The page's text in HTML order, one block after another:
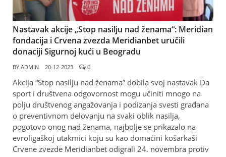
Nastavak akcije „Stop nasilju nad ženama“: Meridian
fondacija i Crvena zvezda Meridianbet uručili
donaciji Sigurnoj kući u Beogradu
BY ADMIN 20-12-2023 0
Akcija “Stop nasilju nad ženama” dobila svoj nastavak Da
sport i društvena odgovornost mogu učiniti mnogo na
polju društvenog angažovanja i podizanja svesti građana
o preventivnom delovanju na svaki oblik nasilja,
pogotovo onog nad ženama, najbolje se prikazalo na
evroligaškoj utakmici koju su kao domaćini košarkaši
Crvene zvezde Meridianbet odigrali 24. novembra protiv